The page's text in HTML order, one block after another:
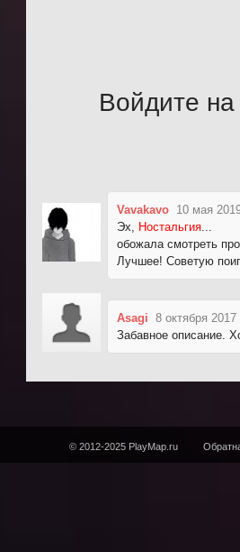
Войдите на
Vavakavo 10 мая
Эх, Ностальгия...
обожала смотреть
Лучшее! Советую
Asagi 8 октября 2017
Забавное описание.
© 2012-2025 PlayMap.ru